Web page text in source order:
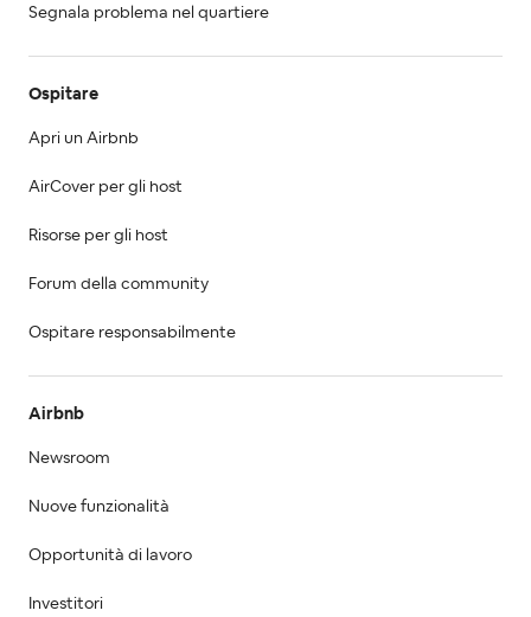
Segnala problema nel quartiere
Ospitare
Apri un Airbnb
AirCover per gli host
Risorse per gli host
Forum della community
Ospitare responsabilmente
Airbnb
Newsroom
Nuove funzionalità
Opportunità di lavoro
Investitori